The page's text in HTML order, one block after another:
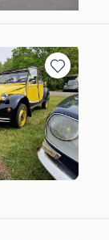
Bewaren
in
Mijn
Favorieten